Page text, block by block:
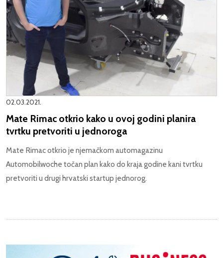
02.03.2021.
Mate Rimac otkrio kako u ovoj godini planira
tvrtku pretvoriti u jednoroga
Mate Rimac otkrio je njemačkom automagazinu
Automobilwoche točan plan kako do kraja godine kani tvrtku
pretvoriti u drugi hrvatski startup jednorog.